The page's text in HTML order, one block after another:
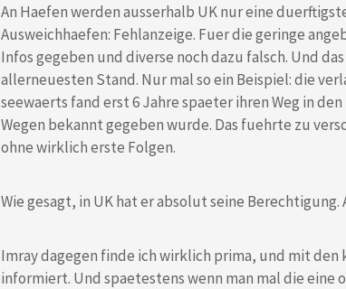
An Haefen werden ausserhalb UK nur eine
Ausweichhaefen: Fehlanzeige. Fuer die geringe
Infos gegeben und diverse noch dazu falsch. Und
allerneuesten Stand. Nur mal so ein Beispiel: die
seewaerts fand erst 6 Jahre spaeter ihren Weg in
Wegen bekannt gegeben wurde. Das fuehrte zu
ohne wirklich erste Folgen.
Wie gesagt, in UK hat er absolut seine
Imray dagegen finde ich wirklich prima, und mit
informiert. Und spaetestens wenn man mal die eine